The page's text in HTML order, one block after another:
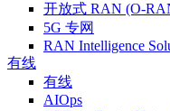
开放式 RAN (O-
5G 专网
RAN Intelligence
有线
有线
AIOps